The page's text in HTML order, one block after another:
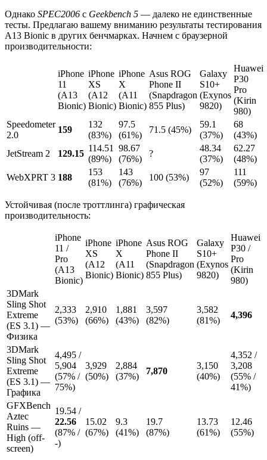
Однако SPEC2006 с Geekbench 5 — далеко не единственные
тесты. Предлагаю вашему вниманию результаты тестирования
A13 Bionic в других бенчмарках. Начнем с браузерной
производительности:
iPhone
11
(A13
Bionic)
iPhone
XS
(A12
Bionic)
iPhone
X
(A11
Bionic)
Asus ROG
Phone II
(Snapdragon
855 Plus)
Galaxy
S10+
(Exynos
9820)
Huawei
P30
Pro
(Kirin
980)
Speedometer
2.0
159
132
(83%)
97.5
(61%)
71.5 (45%)
59.1
(37%)
68
(43%)
JetStream 2
129.15
114.51
(89%)
98.67
(76%)
?
48.34
(37%)
62.27
(48%)
WebXPRT 3 188
153
(81%)
143
(76%)
100 (53%)
97
(52%)
111
(59%)
Устойчивая (после троттлинга) графическая
производительность:
iPhone
11 /
Pro
(A13
Bionic)
iPhone
XS
(A12
Bionic)
iPhone
X
(A11
Bionic)
Asus ROG
Phone II
(Snapdragon
855 Plus)
Galaxy
S10+
(Exynos
9820)
Huawei
P30 /
Pro
(Kirin
980)
3DMark
Sling Shot
Extreme
(ES 3.1) —
Физика
2,333
(53%)
2,910
(66%)
1,881
(43%)
3,597
(82%)
3,582
(81%)
4,396
3DMark
Sling Shot
Extreme
(ES 3.1) —
Графика
4,495 /
5,904
(57% /
75%)
3,929
(50%)
2,884
(37%)
7,870
3,150
(40%)
4,352 /
3,208
(55% /
41%)
GFXBench
Aztec
Ruins —
High (off-
screen)
19.54 /
22.56
(87% /
-)
15.02
(67%)
9.3
(41%)
19.7
(87%)
13.73
(61%)
12.46
(55%)